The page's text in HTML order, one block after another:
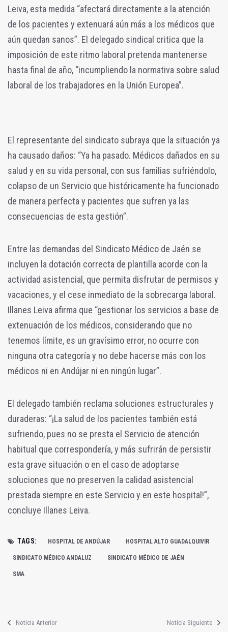
Leiva, esta medida “afectará directamente a la atención
de los pacientes y extenuará aún más a los médicos que
aún quedan sanos”. El delegado sindical critica que la
imposición de este ritmo laboral pretenda mantenerse
hasta final de año, “incumpliendo la normativa sobre salud
laboral de los trabajadores en la Unión Europea”.
El representante del sindicato subraya que la situación ya
ha causado daños: “Ya ha pasado. Médicos dañados en su
salud y en su vida personal, con sus familias sufriéndolo,
colapso de un Servicio que históricamente ha funcionado
de manera perfecta y pacientes que sufren ya las
consecuencias de esta gestión”.
Entre las demandas del Sindicato Médico de Jaén se
incluyen la dotación correcta de plantilla acorde con la
actividad asistencial, que permita disfrutar de permisos y
vacaciones, y el cese inmediato de la sobrecarga laboral.
Illanes Leiva afirma que “gestionar los servicios a base de
extenuación de los médicos, considerando que no
tenemos límite, es un gravísimo error, no ocurre con
ninguna otra categoría y no debe hacerse más con los
médicos ni en Andújar ni en ningún lugar”.
El delegado también reclama soluciones estructurales y
duraderas: “¡La salud de los pacientes también está
sufriendo, pues no se presta el Servicio de atención
habitual que correspondería, y más sufrirán de persistir
esta grave situación o en el caso de adoptarse
soluciones que no preserven la calidad asistencial
prestada siempre en este Servicio y en este hospital!”,
concluye Illanes Leiva.
TAGS: HOSPITAL DE ANDÚJAR HOSPITAL ALTO GUADALQUIVIR
SINDICATO MÉDICO ANDALUZ SINDICATO MÉDICO DE JAÉN
SMA
Noticia Anterior Noticia Siguiente